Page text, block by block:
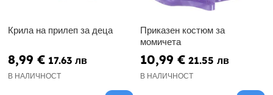
Крила на прилеп за деца
8,99 € 17.63 лв
В НАЛИЧНОСТ
Приказен костюм за
момичета
10,99 € 21.55 лв
В НАЛИЧНОСТ